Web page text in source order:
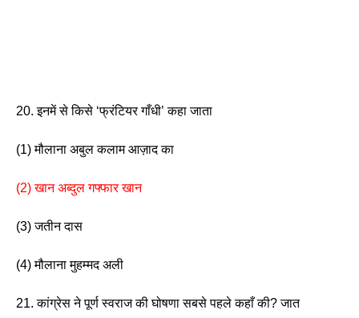
20. इनमें से किसे ‘फ्रंटियर गाँधी’ कहा जाता
(1) मौलाना अबुल कलाम आज़ाद का
(2) खान अब्दुल गफ्फार खान
(3) जतीन दास
(4) मौलाना मुहम्मद अली
21. कांग्रेस ने पूर्ण स्वराज की घोषणा सबसे पहले कहाँ की? जात